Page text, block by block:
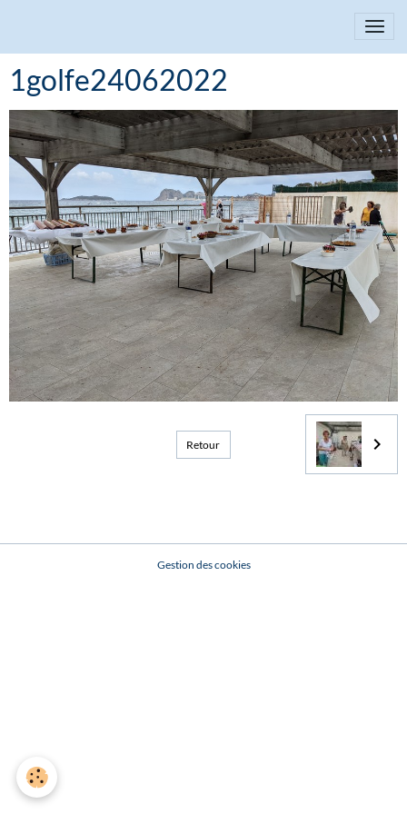
1golfe24062022
Retour
Gestion des cookies